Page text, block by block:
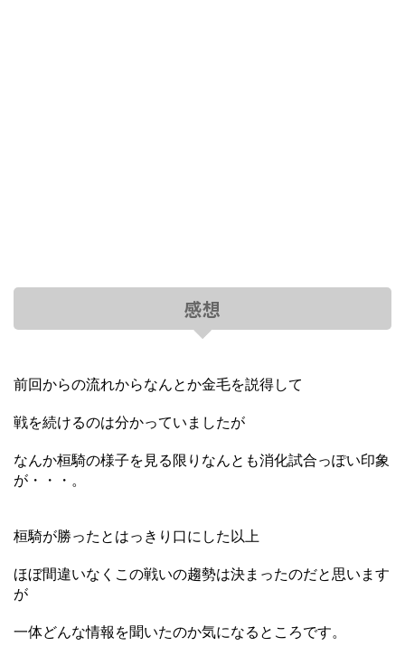
感想
前回からの流れからなんとか金毛を説得して
戦を続けるのは分かっていましたが
なんか桓騎の様子を見る限りなんとも消化試合っぽい印象
が・・・。
桓騎が勝ったとはっきり口にした以上
ほぼ間違いなくこの戦いの趨勢は決まったのだと思います
が
一体どんな情報を聞いたのか気になるところです。